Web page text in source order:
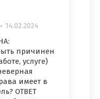
14.02.2024
причинен
услуге)
имеет в
ОТВЕТ